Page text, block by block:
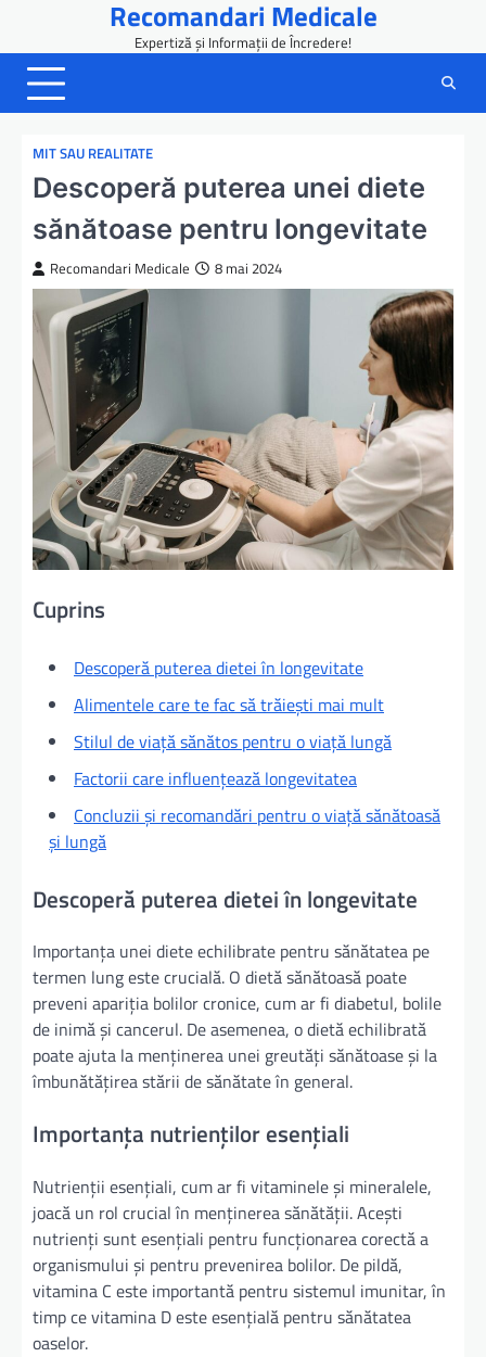
content
Recomandari Medicale
Expertiză și Informații de Încredere!
MIT SAU REALITATE
Descoperă puterea unei diete
sănătoase pentru longevitate
Recomandari Medicale 8 mai 2024
Cuprins
Descoperă puterea dietei în longevitate
Alimentele care te fac să trăiești mai mult
Stilul de viață sănătos pentru o viață lungă
Factorii care influențează longevitatea
Concluzii și recomandări pentru o viață sănătoasă
și lungă
Descoperă puterea dietei în longevitate
Importanța unei diete echilibrate pentru sănătatea pe
termen lung este crucială. O dietă sănătoasă poate
preveni apariția bolilor cronice, cum ar fi diabetul, bolile
de inimă și cancerul. De asemenea, o dietă echilibrată
poate ajuta la menținerea unei greutăți sănătoase și la
îmbunătățirea stării de sănătate în general.
Importanța nutrienților esențiali
Nutrienții esențiali, cum ar fi vitaminele și mineralele,
joacă un rol crucial în menținerea sănătății. Acești
nutrienți sunt esențiali pentru funcționarea corectă a
organismului și pentru prevenirea bolilor. De pildă,
vitamina C este importantă pentru sistemul imunitar, în
timp ce vitamina D este esențială pentru sănătatea
oaselor.